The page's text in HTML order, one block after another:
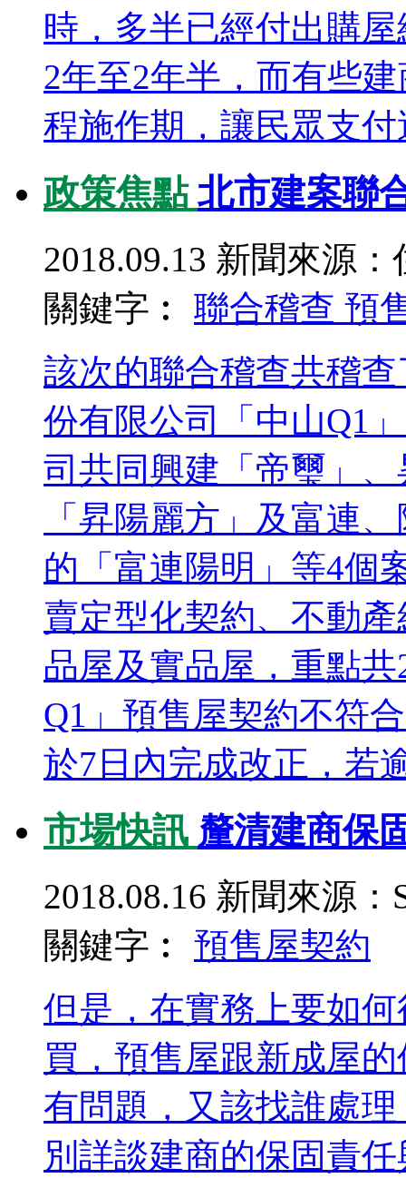
時，多半已經付出購
2年至2年半，而有些
程施作期，讓民眾支
政策焦點 北市建案聯
2018.09.13 新聞來源：
關鍵字︰ 聯合稽查 預
該次的聯合稽查共稽
份有限公司「中山Q1
司共同興建「帝璽」
「昇陽麗方」及富連
的「富連陽明」等4個
賣定型化契約、不動
品屋及實品屋，重點
Q1」預售屋契約不符
於7日內完成改正，若
市場快訊 釐清建商保
2018.08.16 新聞來源：
關鍵字︰ 預售屋契約
但是，在實務上要如
買，預售屋跟新成屋
有問題，又該找誰處
別詳談建商的保固責